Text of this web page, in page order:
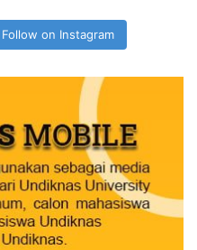
Follow on Instagram